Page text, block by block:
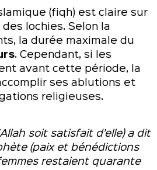
(fiqh) est claire sur
lochies. Selon la
la durée maximale du
. Cependant, si les
avant cette période, la
ses ablutions et
religieuses.
soit satisfait d’elle) a dit
(paix et bénédictions
restaient quarante